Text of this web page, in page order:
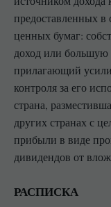
предоставленных в
ценных бумаг:
доход или большую
прилагающий
контроля за его
страна,
других странах с
прибыли в виде
дивидендов от
РАСПИСКА